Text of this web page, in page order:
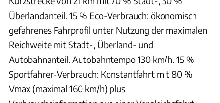
Überlandanteil. 15 % Eco-Verbrauch: ökonomisch
gefahrenes Fahrprofil unter Nutzung der maximalen
Reichweite mit Stadt-, Überland- und
Autobahnanteil. Autobahntempo 130 km/h. 15 %
Sportfahrer-Verbrauch: Konstantfahrt mit 80 %
Vmax (maximal 160 km/h) plus